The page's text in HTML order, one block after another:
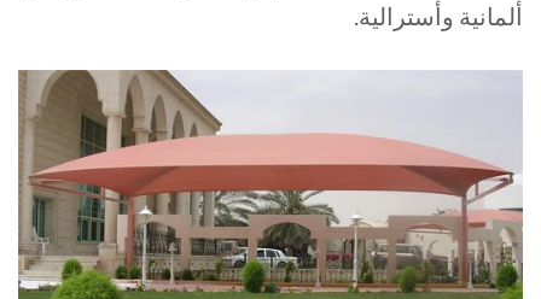
ألمانية وأسترالية.